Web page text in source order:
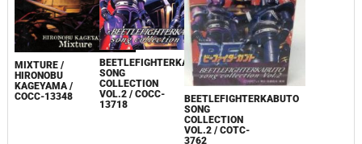
MIXTURE /
HIRONOBU
KAGEYAMA /
COCC-13348
BEETLEFIGHTERKABUTO
SONG
COLLECTION
VOL.2 / COCC-
13718
BEETLEFIGHTERKABUTO
SONG
COLLECTION
VOL.2 / COTC-
3762